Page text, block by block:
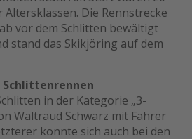
Die Rennstrecke
vor dem Schlitten bewältigt
stand das Skikjöring auf dem
Schlittenrennen
in der Kategorie „3-
Waltraud Schwarz mit Fahrer
konnte sich auch bei den